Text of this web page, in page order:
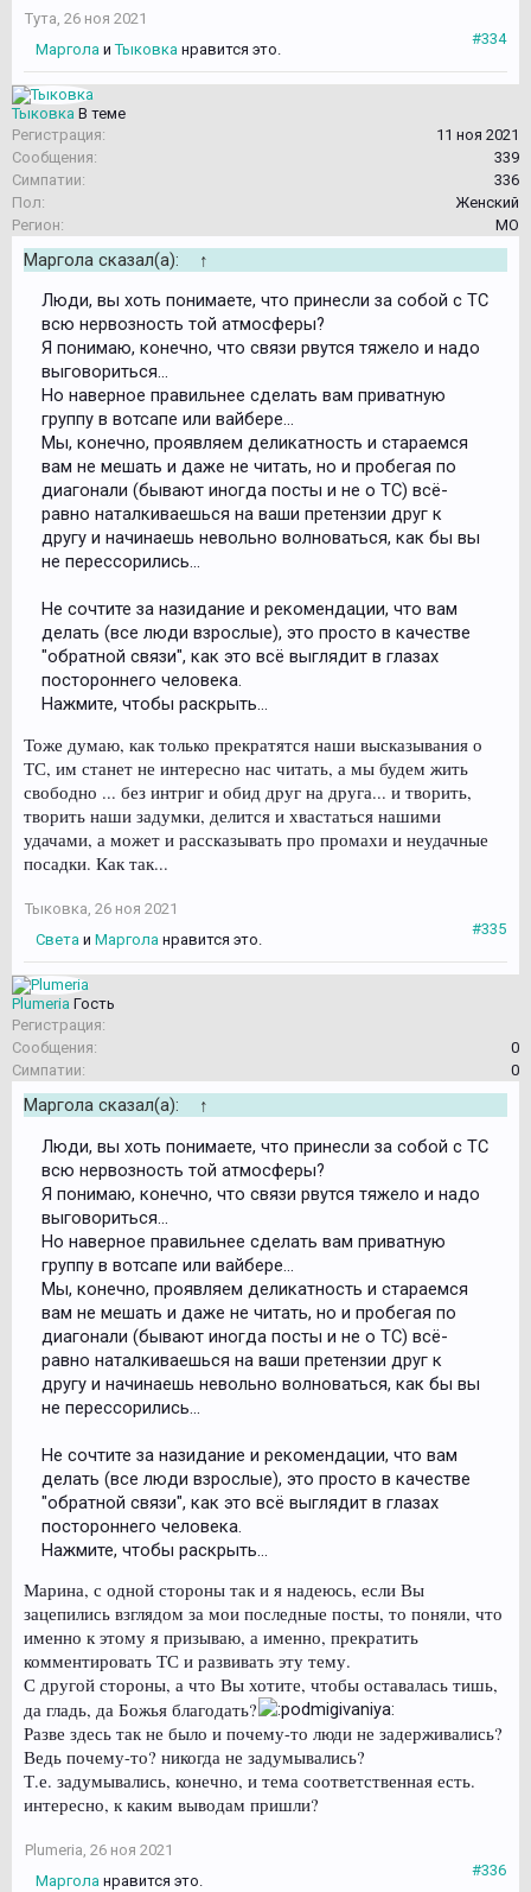
Тута 26 ноя 2021
#334
Маргола иТыковка нравится это.
Тыковка В теме
Регистрация:
11 ноя 2021
Сообщения:
339
Симпатии:
336
Пол:
Женский
Регион:
МО
Маргола сказал(а):
↑
Люди, вы хоть понимаете, что принесли за собой с ТС
всю нервозность той атмосферы?
Я понимаю, конечно, что связи рвутся тяжело и надо
выговориться...
Но наверное правильнее сделать вам приватную
группу в вотсапе или вайбере...
Мы, конечно, проявляем деликатность и стараемся
вам не мешать и даже не читать, но и пробегая по
диагонали (бывают иногда посты и не о ТС) всё-
равно наталкиваешься на ваши претензии друг к
другу и начинаешь невольно волноваться, как бы вы
не перессорились...
Не сочтите за назидание и рекомендации, что вам
делать (все люди взрослые), это просто в качестве
"обратной связи", как это всё выглядит в глазах
постороннего человека.
Нажмите, чтобы раскрыть...
Тоже думаю, как только прекратятся наши высказывания о
ТС, им станет не интересно нас читать, а мы будем жить
свободно ... без интриг и обид друг на друга... и творить,
творить наши задумки, делится и хвастаться нашими
удачами, а может и рассказывать про промахи и неудачные
посадки. Как так...
Тыковка 26 ноя 2021
#335
Света и Маргола нравится это.
Plumeria Гость
Регистрация:
Сообщения:
0
Симпатии:
0
Маргола сказал(а):
↑
Люди, вы хоть понимаете, что принесли за собой с ТС
всю нервозность той атмосферы?
Я понимаю, конечно, что связи рвутся тяжело и надо
выговориться...
Но наверное правильнее сделать вам приватную
группу в вотсапе или вайбере...
Мы, конечно, проявляем деликатность и стараемся
вам не мешать и даже не читать, но и пробегая по
диагонали (бывают иногда посты и не о ТС) всё-
равно наталкиваешься на ваши претензии друг к
другу и начинаешь невольно волноваться, как бы вы
не перессорились...
Не сочтите за назидание и рекомендации, что вам
делать (все люди взрослые), это просто в качестве
"обратной связи", как это всё выглядит в глазах
постороннего человека.
Нажмите, чтобы раскрыть...
Марина, с одной стороны так и я надеюсь, если Вы
зацепились взглядом за мои последные посты, то поняли, что
именно к этому я призываю, а именно, прекратить
комментировать ТС и развивать эту тему.
С другой стороны, а что Вы хотите, чтобы оставалась тишь,
да гладь, да Божья благодать?
Разве здесь так не было и почему-то люди не задерживались?
Ведь почему-то? никогда не задумывались?
Т.е. задумывались, конечно, и тема соответственная есть.
интересно, к каким выводам пришли?
Plumeria, 26 ноя 2021
#336
Маргола нравится это.